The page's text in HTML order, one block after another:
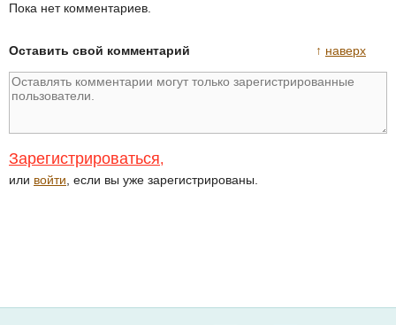
Пока нет комментариев.
↑ наверх
Оставить свой комментарий
Зарегистрироваться,
или войти , если вы уже зарегистрированы.